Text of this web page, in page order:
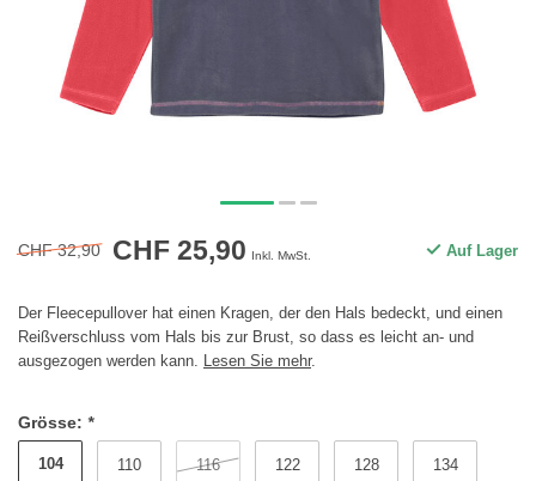
CHF 32,90 CHF 25,90 Inkl. MwSt. Auf Lager
Der Fleecepullover hat einen Kragen, der den Hals bedeckt, und einen
Reißverschluss vom Hals bis zur Brust, so dass es leicht an- und
ausgezogen werden kann. Lesen Sie mehr.
Grösse: *
104 110 116 122 128 134